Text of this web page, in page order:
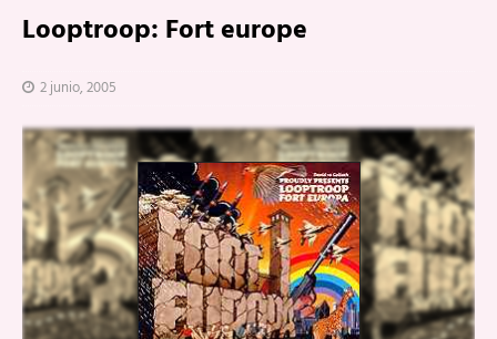
Looptroop: Fort europe
2 junio, 2005